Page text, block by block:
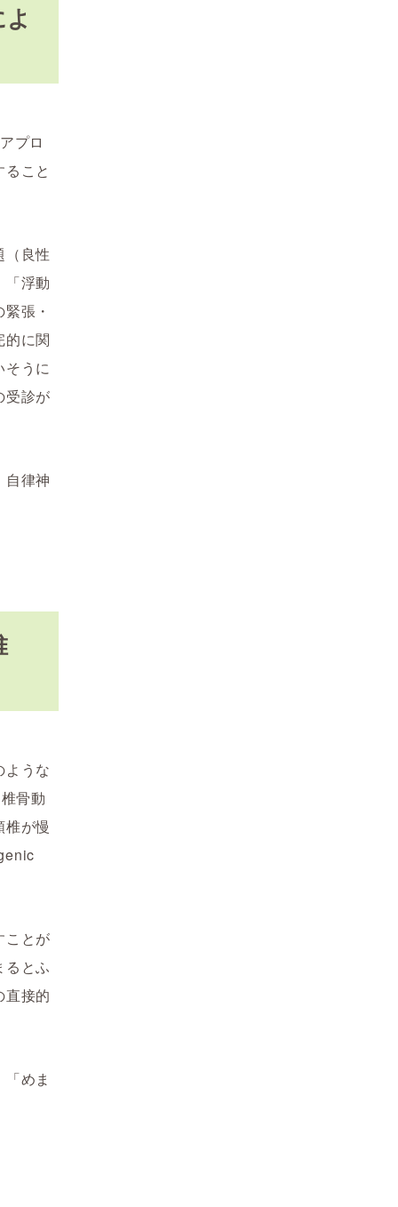
プロ
こと
（良性
浮動
張・
的に関
うに
受診が
律神
ような
骨動
が慢
ことが
るとふ
接的
めま